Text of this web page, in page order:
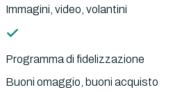
Immagini, video, volantini
Programma di fidelizzazione
Buoni omaggio, buoni acquisto